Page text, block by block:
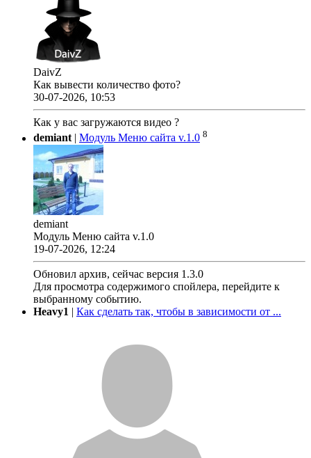
DaivZ
Как вывести количество фото?
30-07-2026, 10:53
Как у вас загружаются видео ?
demiant| Модуль Меню сайта v.1.0 8
demiant
Модуль Меню сайта v.1.0
19-07-2026, 12:24
Обновил архив, сейчас версия 1.3.0
Для просмотра содержимого спойлера, перейдите к
выбранному событию.
Heavy1 | Как сделать так, чтобы в зависимости от ...